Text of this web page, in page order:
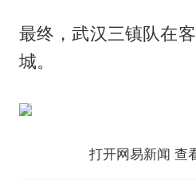
最终，武汉三镇队在
城。
打开网易新闻 查